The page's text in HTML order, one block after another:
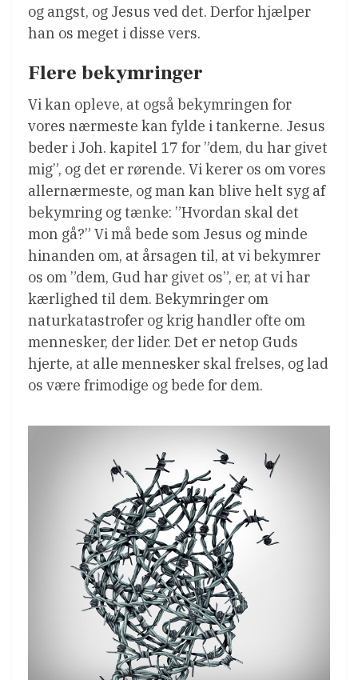
og angst, og Jesus ved det. Derfor hjælper
han os meget i disse vers.
Flere bekymringer
Vi kan opleve, at også bekymringen for
vores nærmeste kan fylde i tankerne. Jesus
beder i Joh. kapitel 17 for ”dem, du har givet
mig”, og det er rørende. Vi kerer os om vores
allernærmeste, og man kan blive helt syg af
bekymring og tænke: ”Hvordan skal det
mon gå?” Vi må bede som Jesus og minde
hinanden om, at årsagen til, at vi bekymrer
os om ”dem, Gud har givet os”, er, at vi har
kærlighed til dem. Bekymringer om
naturkatastrofer og krig handler ofte om
mennesker, der lider. Det er netop Guds
hjerte, at alle mennesker skal frelses, og lad
os være frimodige og bede for dem.